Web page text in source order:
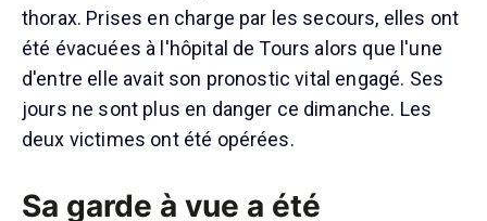
thorax. Prises en charge par les secours, elles ont
été évacuées à l'hôpital de Tours alors que l'une
d'entre elle avait son pronostic vital engagé. Ses
jours ne sont plus en danger ce dimanche. Les
deux victimes ont été opérées.
Sa garde à vue a été